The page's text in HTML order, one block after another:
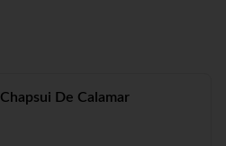
Chapsui De Calamar